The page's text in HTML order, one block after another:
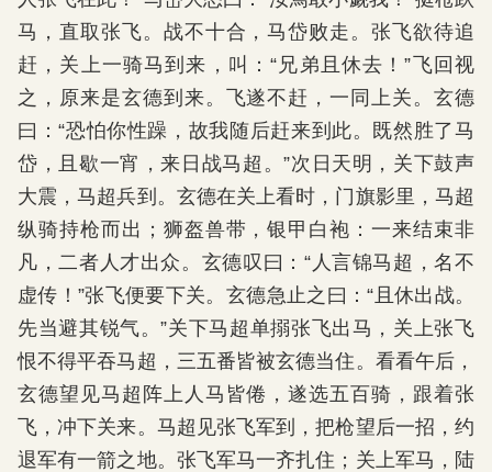
马，直取张飞。战不十合，马岱败走。张飞欲待追
赶，关上一骑马到来，叫：“兄弟且休去！”飞回视
之，原来是玄德到来。飞遂不赶，一同上关。玄德
曰：“恐怕你性躁，故我随后赶来到此。既然胜了马
岱，且歇一宵，来日战马超。”次日天明，关下鼓声
大震，马超兵到。玄德在关上看时，门旗影里，马超
纵骑持枪而出；狮盔兽带，银甲白袍：一来结束非
凡，二者人才出众。玄德叹曰：“人言锦马超，名不
虚传！”张飞便要下关。玄德急止之曰：“且休出战。
先当避其锐气。”关下马超单搦张飞出马，关上张飞
恨不得平吞马超，三五番皆被玄德当住。看看午后，
玄德望见马超阵上人马皆倦，遂选五百骑，跟着张
飞，冲下关来。马超见张飞军到，把枪望后一招，约
退军有一箭之地。张飞军马一齐扎住；关上军马，陆